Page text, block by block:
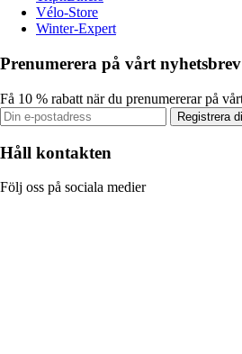
Vélo-Store
Winter-Expert
Prenumerera på vårt nyhetsbrev
Få 10 % rabatt när du prenumererar på
Registrera
Håll kontakten
Följ oss på sociala medier